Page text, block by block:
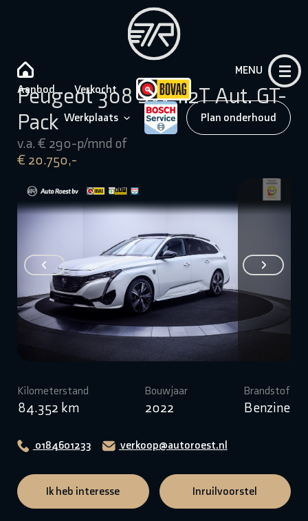
Aanbod Verkocht
Werkplaats Plan onderhoud
MENU
Peugeot 308 SW 1.2T Aut. GT-
Pack
v.a. € 290-p/mnd of
€ 20.750,-
Kilometerstand
84.352 km
Bouwjaar
2022
Brandstof
Benzine
0184601233 verkoop@autoroest.nl
Ik heb interesse Inruilvoorstel